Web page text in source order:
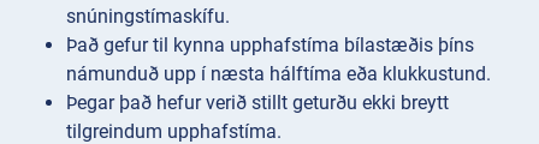
snúningstímaskífu.
Það gefur til kynna upphafstíma bílastæðis þíns
námunduð upp í næsta hálftíma eða klukkustund.
Þegar það hefur verið stillt geturðu ekki breytt
tilgreindum upphafstíma.